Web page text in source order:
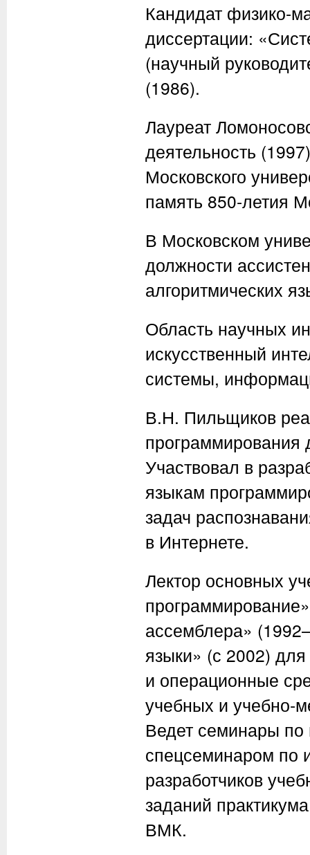
Кандидат физико-
диссертации:
(научный
(1986).
Лауреат
деятельность
Московского
память 850-летия
В Московском
должности
алгоритмических
Область научных
искусственный
системы,
В.Н. Пильщиков
программирования
Участвовал в
языкам
задач
в Интернете.
Лектор основных
ассемблера»
языки» (с 2002)
и операционные
учебных и учебно-
Ведет семинары по
спецсеминаром по
разработчиков
заданий
ВМК.